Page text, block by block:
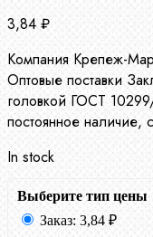
3,84 ₽
Компания Крепеж-
Оптовые поставки
головкой ГОСТ
постоянное
In stock
Выберите тип цены
Заказ: 3,84 ₽